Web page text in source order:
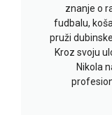
znanje o
fudbalu,
pruži
Kroz svoju
Nikola